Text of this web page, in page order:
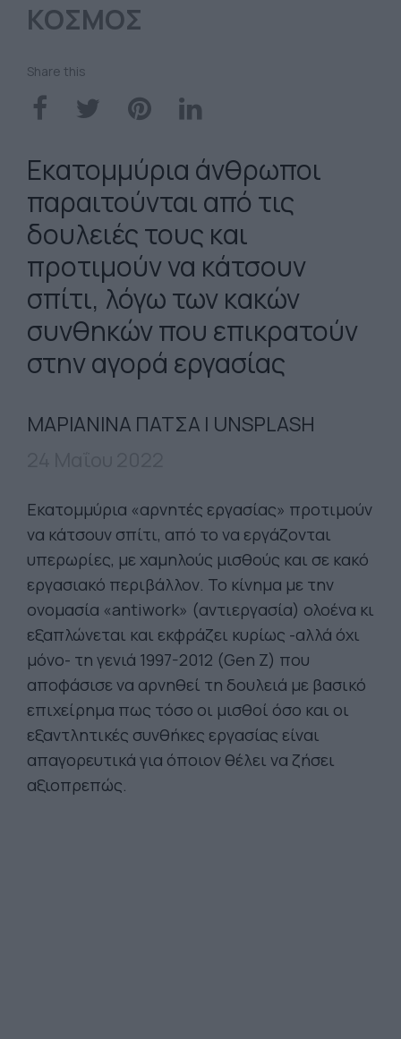
ΚΟΣΜΟΣ
Share this
Εκατομμύρια άνθρωποι
παραιτούνται από τις
δουλειές τους και
προτιμούν να κάτσουν
σπίτι, λόγω των κακών
συνθηκών που επικρατούν
στην αγορά εργασίας
ΜΑΡΙΑΝΙΝΑ ΠΑΤΣΑ | UNSPLASH
Εκατομμύρια «αρνητές εργασίας» προτιμούν
να κάτσουν σπίτι, από το να εργάζονται
υπερωρίες, με χαμηλούς μισθούς και σε κακό
εργασιακό περιβάλλον. Το κίνημα με την
ονομασία «antiwork» (αντιεργασία) ολοένα κι
εξαπλώνεται και εκφράζει κυρίως -αλλά όχι
μόνο- τη γενιά 1997-2012 (Gen Z) που
αποφάσισε να αρνηθεί τη δουλειά με βασικό
επιχείρημα πως τόσο οι μισθοί όσο και οι
εξαντλητικές συνθήκες εργασίας είναι
απαγορευτικά για όποιον θέλει να ζήσει
αξιοπρεπώς.